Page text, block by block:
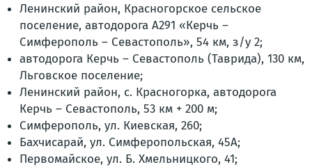
Ленинский район, Красногорское сельское
поселение, автодорога А291 «Керчь –
Симферополь – Севастополь», 54 км, з/у 2;
автодорога Керчь – Севастополь (Таврида), 130 км,
Льговское поселение;
Ленинский район, с. Красногорка, автодорога
Керчь – Севастополь, 53 км + 200 м;
Симферополь, ул. Киевская, 260;
Бахчисарай, ул. Симферопольская, 45А;
Первомайское, ул. Б. Хмельницкого, 41;